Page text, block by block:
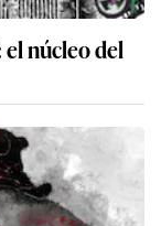
núcleo del